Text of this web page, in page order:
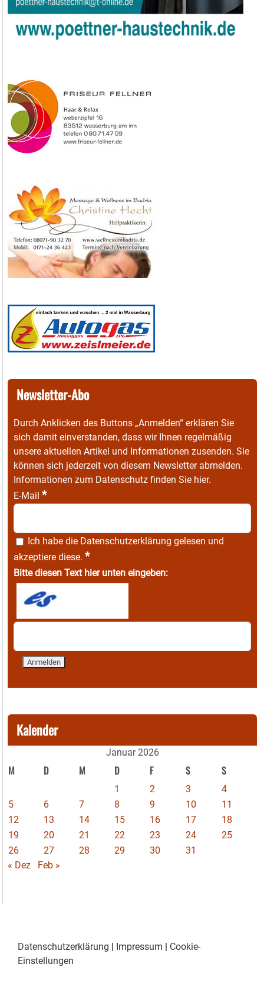
Newsletter-Abo
Durch Anklicken des Buttons „Anmelden“ erklären Sie
sich damit einverstanden, dass wir Ihnen regelmäßig
unsere aktuellen Artikel und Informationen zusenden. Sie
können sich jederzeit von diesem Newsletter abmelden.
Informationen zum Datenschutz finden Sie hier.
E-Mail *
Ich habe die Datenschutzerklärung gelesen und
akzeptiere diese. *
Bitte diesen Text hier unten eingeben:
Kalender
Januar 2026
M D M D F S S
1 2 3
4
5
6 7 8 9 10
11
12
13 14 15 16 17
18
19
20 21 22 23 24
25
26
27 28 29 30
31
« Dez
Feb »
Datenschutzerklärung | Impressum | Cookie-
Einstellungen